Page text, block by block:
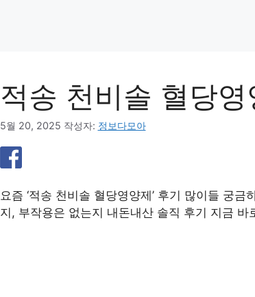
적송 천비솔 혈당
5월 20, 2025 작성자: 정보다모아
요즘 ‘적송 천비솔 혈당영양제’ 후기 많이들 궁
지, 부작용은 없는지 내돈내산 솔직 후기 지금 바